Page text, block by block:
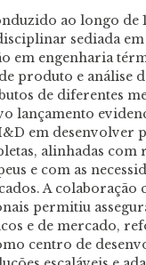
ao longo de
sediada
em engenharia
produto e análise
de diferentes
lançamento
em desenvolver
alinhadas com
e com as
A colaboração
permitiu
e de mercado,
centro de